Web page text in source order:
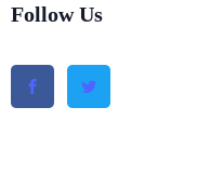
Follow Us